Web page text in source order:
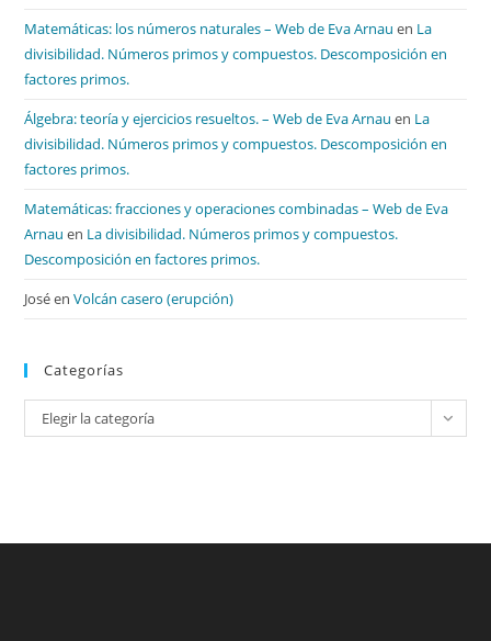
Matemáticas: los números naturales – Web de Eva Arnau en La
divisibilidad. Números primos y compuestos. Descomposición en
factores primos.
Álgebra: teoría y ejercicios resueltos. – Web de Eva Arnau en La
divisibilidad. Números primos y compuestos. Descomposición en
factores primos.
Matemáticas: fracciones y operaciones combinadas – Web de Eva
Arnau en La divisibilidad. Números primos y compuestos.
Descomposición en factores primos.
JoséenVolcán casero (erupción)
Categorías
Categorías
Elegir la categoría